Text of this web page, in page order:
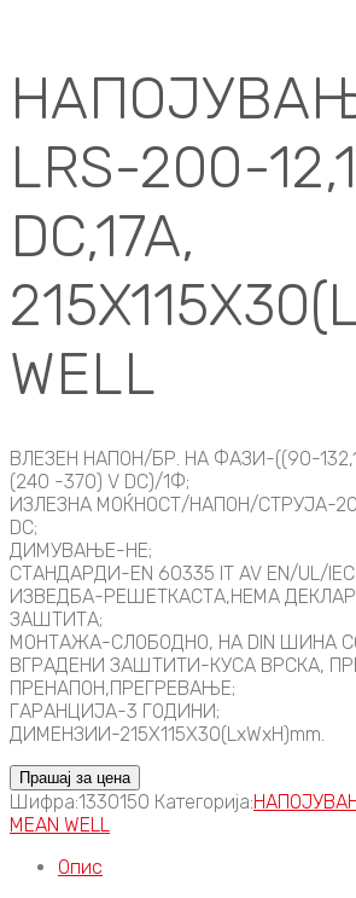
LRS-200-
DC,17A,
WELL
ВЛЕЗЕН НАПОН/БР. НА ФАЗИ-((90-
(240 -370) V DC)/1Ф;
ИЗЛЕЗНА МОЌНОСТ/НАПОН/СТРУЈА-
DC;
ДИМУВАЊЕ-НЕ;
СТАНДАРДИ-EN 60335 IT AV EN/UL/
ИЗВЕДБА-РЕШЕТКАСТА,НЕМА
ЗАШТИТА;
МОНТАЖА-СЛОБОДНО, НА DIN ШИНА
ВГРАДЕНИ ЗАШТИТИ-КУСА ВРСКА,
ПРЕНАПОН,ПРЕГРЕВАЊЕ;
ГАРАНЦИЈА-3 ГОДИНИ;
ДИМЕНЗИИ-215X115X30(LxWxH)mm.
Прашај за цена
Шифра:1330150 Категорија:
MEAN WELL
Опис